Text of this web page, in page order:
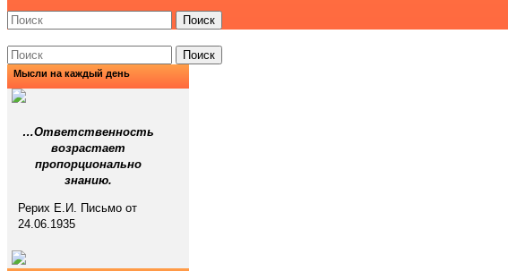
Поиск
Поиск
Мысли на каждый день
…Ответственность
возрастает
пропорционально
знанию.
Рерих Е.И. Письмо от
24.06.1935